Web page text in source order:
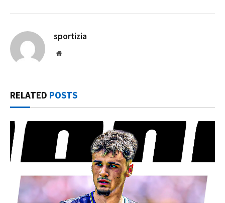
sportizia
Website
RELATED POSTS